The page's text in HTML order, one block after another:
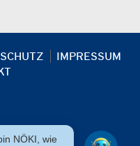
IMPRESSUM
NÖKI, wie